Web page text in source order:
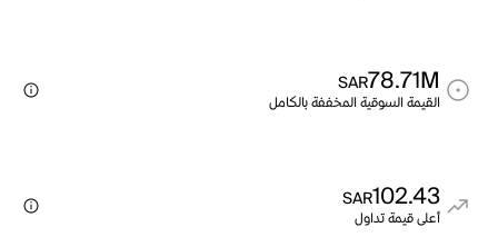
78.71M
SAR
القيمة السوقية المخففة بالكامل
102.43
SAR
أعلى قيمة تداول